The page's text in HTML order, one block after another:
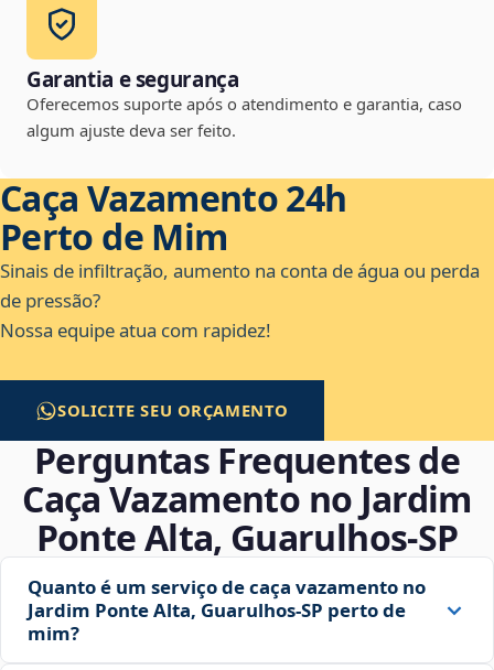
Garantia e segurança
Oferecemos suporte após o atendimento e garantia, caso
algum ajuste deva ser feito.
Caça Vazamento 24h
Perto de Mim
Sinais de infiltração, aumento na conta de água ou perda
de pressão?
Nossa equipe atua com rapidez!
SOLICITE SEU ORÇAMENTO
Perguntas Frequentes de
Caça Vazamento no Jardim
Ponte Alta, Guarulhos‑SP
Quanto é um serviço de caça vazamento no
Jardim Ponte Alta, Guarulhos‑SP perto de
mim?